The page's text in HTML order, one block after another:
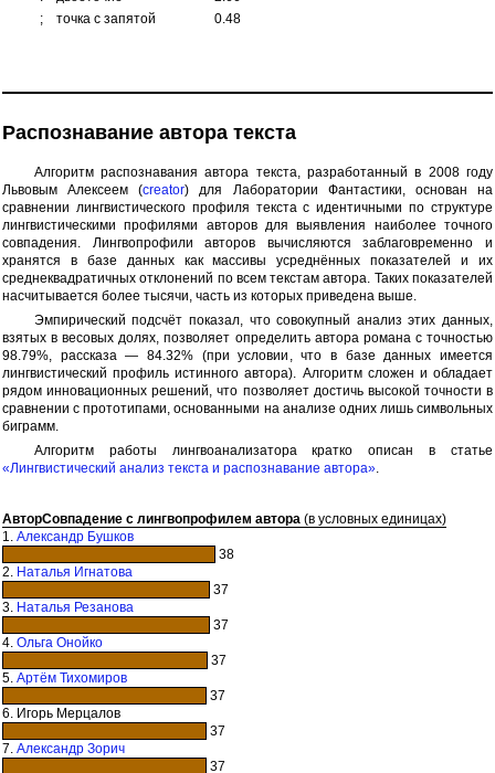
;
точка с запятой 0.48
Распознавание автора текста
Алгоритм распознавания автора текста, разработанный в 2008 году
Львовым Алексеем (creator) для Лаборатории Фантастики, основан на
сравнении лингвистического профиля текста с идентичными по структуре
лингвистическими профилями авторов для выявления наиболее точного
совпадения. Лингвопрофили авторов вычисляются заблаговременно и
хранятся в базе данных как массивы усреднённых показателей и их
среднеквадратичных отклонений по всем текстам автора. Таких показателей
насчитывается более тысячи, часть из которых приведена выше.
Эмпирический подсчёт показал, что совокупный анализ этих данных,
взятых в весовых долях, позволяет определить автора романа с точностью
98.79%, рассказа — 84.32% (при условии, что в базе данных имеется
лингвистический профиль истинного автора). Алгоритм сложен и обладает
рядом инновационных решений, что позволяет достичь высокой точности в
сравнении с прототипами, основанными на анализе одних лишь символьных
биграмм.
Алгоритм работы лингвоанализатора кратко описан в статье
«Лингвистический анализ текста и распознавание автора».
АвторСовпадение с лингвопрофилем автора (в условных единицах)
1. Александр Бушков
38
2. Наталья Игнатова
37
3. Наталья Резанова
37
4. Ольга Онойко
37
5. Артём Тихомиров
37
6. Игорь Мерцалов
37
7. Александр Зорич
37